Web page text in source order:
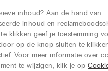
inhoud? Aan de hand van
inhoud en
klikken geef je toestemming
op de knop sluiten te
Voor meer informatie over
te wijzigen, klik je op